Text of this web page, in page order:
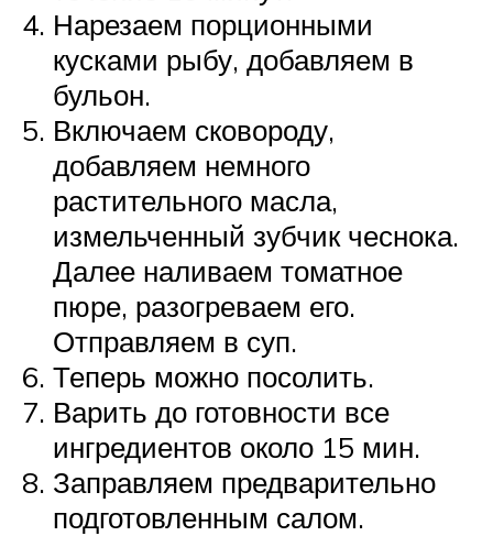
Нарезаем порционными
кусками рыбу, добавляем в
бульон.
Включаем сковороду,
добавляем немного
растительного масла,
измельченный зубчик чеснока.
Далее наливаем томатное
пюре, разогреваем его.
Отправляем в суп.
Теперь можно посолить.
Варить до готовности все
ингредиентов около 15 мин.
Заправляем предварительно
подготовленным салом.